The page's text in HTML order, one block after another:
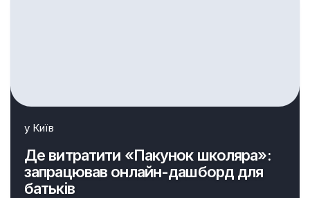
у Київ
Де витратити «Пакунок школяра»:
запрацював онлайн-дашборд для
батьків